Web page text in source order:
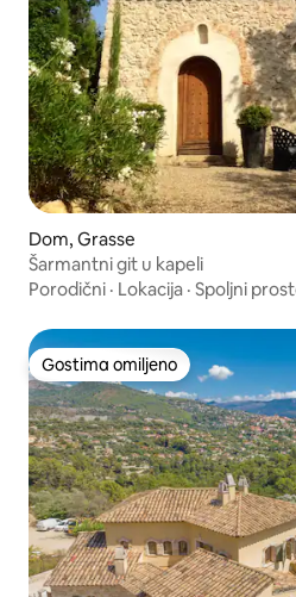
Dom, Grasse
Šarmantni git u kapeli
Porodični · Lokacija · Spoljni
Gostima omiljeno
Gostima omiljeno